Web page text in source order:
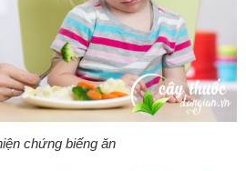
chứng biếng ăn